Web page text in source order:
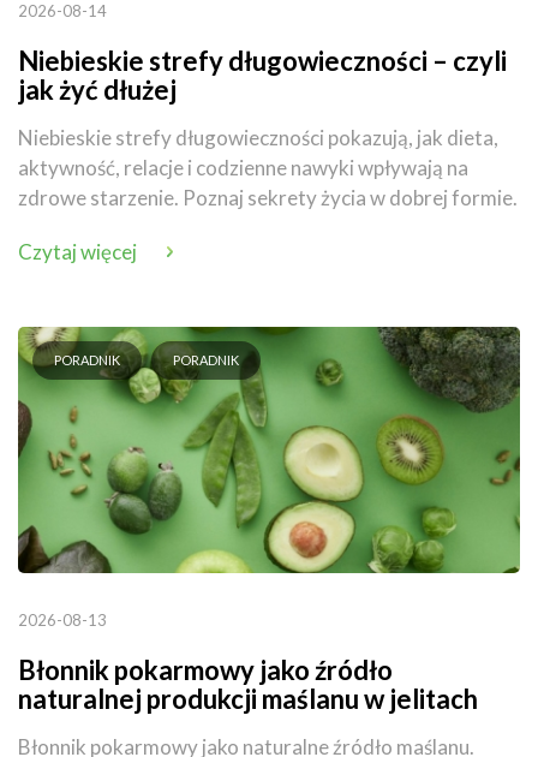
2026-08-14
Niebieskie strefy długowieczności – czyli
jak żyć dłużej
Niebieskie strefy długowieczności pokazują, jak dieta,
aktywność, relacje i codzienne nawyki wpływają na
zdrowe starzenie. Poznaj sekrety życia w dobrej formie.
Czytaj więcej
PORADNIK PORADNIK
2026-08-13
Błonnik pokarmowy jako źródło
naturalnej produkcji maślanu w jelitach
Błonnik pokarmowy jako naturalne źródło maślanu.